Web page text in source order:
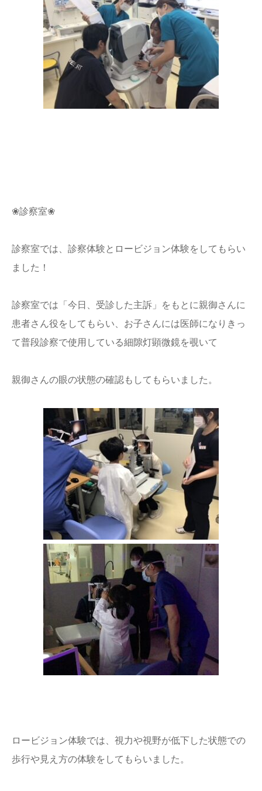
❀診察室❀
診察室では、診察体験とロービジョン体験をしてもらい
ました！
診察室では「今日、受診した主訴」をもとに親御さんに
患者さん役をしてもらい、お子さんには医師になりきっ
て普段診察で使用している細隙灯顕微鏡を覗いて
親御さんの眼の状態の確認もしてもらいました。
ロービジョン体験では、視力や視野が低下した状態での
歩行や見え方の体験をしてもらいました。